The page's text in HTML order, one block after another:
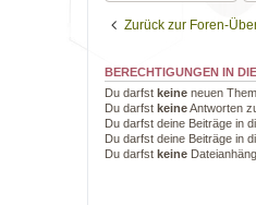
Zurück zur Foren-
BERECHTIGUNGEN IN
Du darfst keine neuen
Du darfst keineAntworten
Du darfst deine Beiträge in
Du darfst deine Beiträge in
Du darfst keine